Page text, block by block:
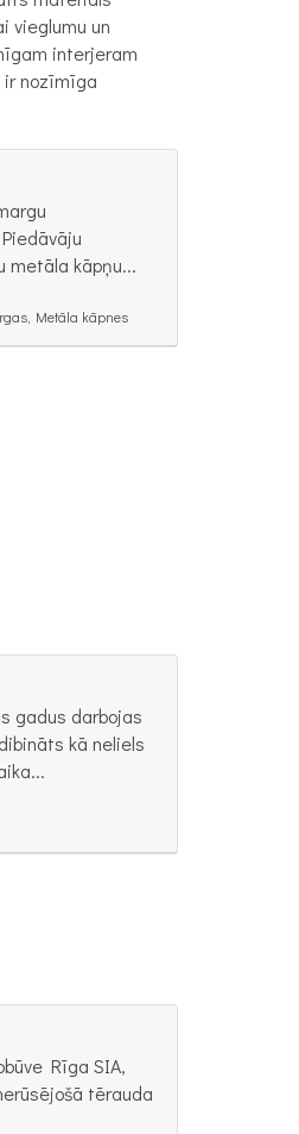
vieglumu un
interjeram
nozīmīga
metāla kāpņu...
Metāla kāpnes
gadus darbojas
kā neliels
Rīga SIA,
tērauda